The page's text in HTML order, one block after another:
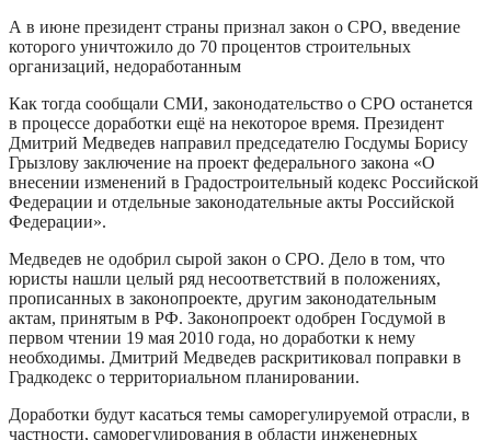
А в июне президент страны признал закон о СРО, введение
которого уничтожило до 70 процентов строительных
организаций, недоработанным
Как тогда сообщали СМИ, законодательство о СРО останется
в процессе доработки ещё на некоторое время. Президент
Дмитрий Медведев направил председателю Госдумы Борису
Грызлову заключение на проект федерального закона «О
внесении изменений в Градостроительный кодекс Российской
Федерации и отдельные законодательные акты Российской
Федерации».
Медведев не одобрил сырой закон о СРО. Дело в том, что
юристы нашли целый ряд несоответствий в положениях,
прописанных в законопроекте, другим законодательным
актам, принятым в РФ. Законопроект одобрен Госдумой в
первом чтении 19 мая 2010 года, но доработки к нему
необходимы. Дмитрий Медведев раскритиковал поправки в
Градкодекс о территориальном планировании.
Доработки будут касаться темы саморегулируемой отрасли, в
частности, саморегулирования в области инженерных